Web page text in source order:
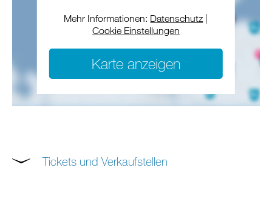
Mehr Informationen: Datenschutz
Cookie Einstellungen
Karte anzeigen
Tickets und Verkaufstellen